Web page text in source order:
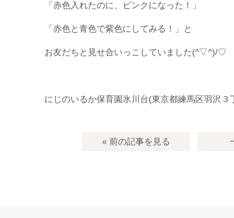
「赤色入れたのに、ピンクになった！」
「赤色と青色で紫色にしてみる！」と
お友だちと見せ合いっこしていました(^▽^)/♡
にじのいるか保育園氷川台(東京都練馬区羽沢３
« 前の記事を見る